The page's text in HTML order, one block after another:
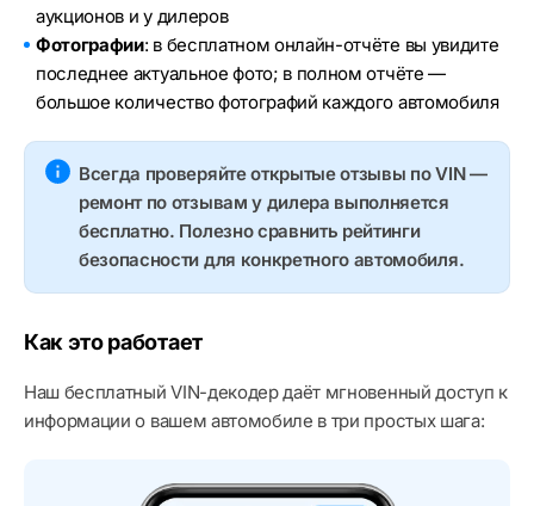
аукционов и у дилеров
Фотографии: в бесплатном онлайн-отчёте вы увидите
последнее актуальное фото; в полном отчёте —
большое количество фотографий каждого автомобиля
Всегда проверяйте открытые отзывы по VIN —
ремонт по отзывам у дилера выполняется
бесплатно. Полезно сравнить рейтинги
безопасности для конкретного автомобиля.
Как это работает
Наш бесплатный VIN-декодер даёт мгновенный доступ к
информации о вашем автомобиле в три простых шага: